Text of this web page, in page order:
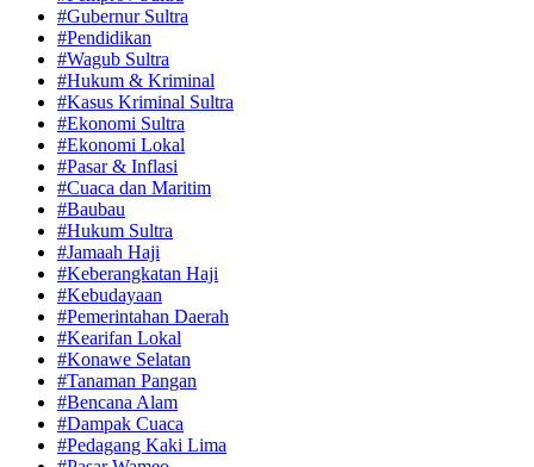
#Gubernur Sultra
#Pendidikan
#Wagub Sultra
#Hukum & Kriminal
#Kasus Kriminal Sultra
#Ekonomi Sultra
#Ekonomi Lokal
#Pasar & Inflasi
#Cuaca dan Maritim
#Baubau
#Hukum Sultra
#Jamaah Haji
#Keberangkatan Haji
#Kebudayaan
#Pemerintahan Daerah
#Kearifan Lokal
#Konawe Selatan
#Tanaman Pangan
#Bencana Alam
#Dampak Cuaca
#Pedagang Kaki Lima